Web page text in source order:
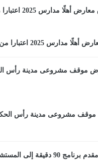
2025 اعتبارا من 1 سبتمبر
موقف مشروعى مدينة رأس